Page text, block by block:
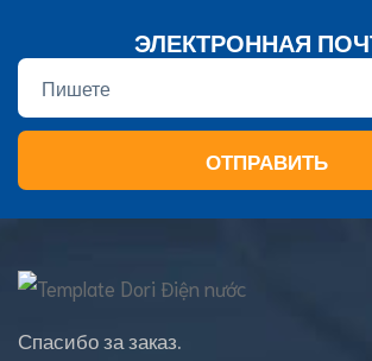
ЭЛЕКТРОННАЯ
ОТПРАВИТЬ
Спасибо за заказ.